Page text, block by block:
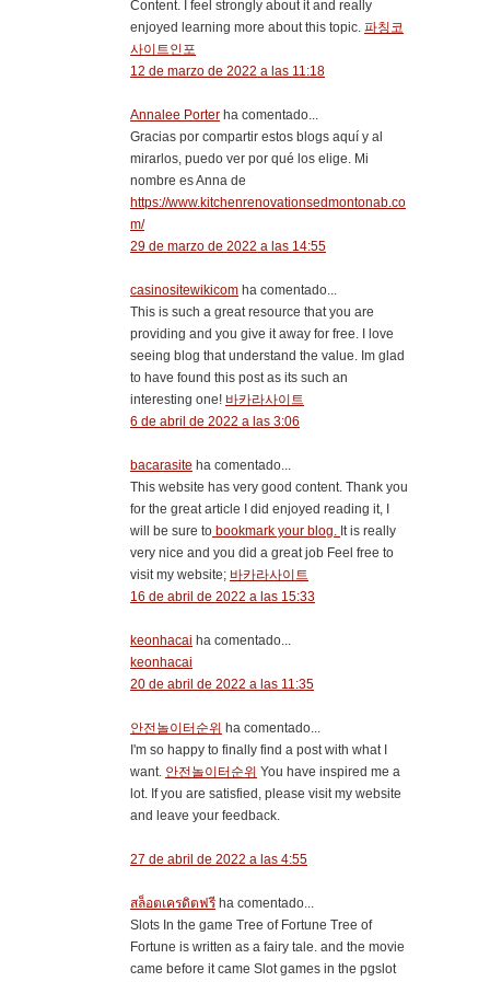
Content. I feel strongly about it and really
enjoyed learning more about this topic. 파칭코
사이트인포
12 de marzo de 2022 a las 11:18
Annalee Porter ha comentado...
Gracias por compartir estos blogs aquí y al
mirarlos, puedo ver por qué los elige. Mi
nombre es Anna de
https://www.kitchenrenovationsedmontonab.co
m/
29 de marzo de 2022 a las 14:55
casinositewikicom ha comentado...
This is such a great resource that you are
providing and you give it away for free. I love
seeing blog that understand the value. Im glad
to have found this post as its such an
interesting one! 바카라사이트
6 de abril de 2022 a las 3:06
bacarasite ha comentado...
This website has very good content. Thank you
for the great article I did enjoyed reading it, I
will be sure to bookmark your blog. It is really
very nice and you did a great job Feel free to
visit my website; 바카라사이트
16 de abril de 2022 a las 15:33
keonhacai ha comentado...
keonhacai
20 de abril de 2022 a las 11:35
안전놀이터순위 ha comentado...
I'm so happy to finally find a post with what I
want. 안전놀이터순위 You have inspired me a
lot. If you are satisfied, please visit my website
and leave your feedback.
27 de abril de 2022 a las 4:55
สล็อตเครดิตฟรี ha comentado...
Slots In the game Tree of Fortune Tree of
Fortune is written as a fairy tale. and the movie
came before it came Slot games in the pgslot